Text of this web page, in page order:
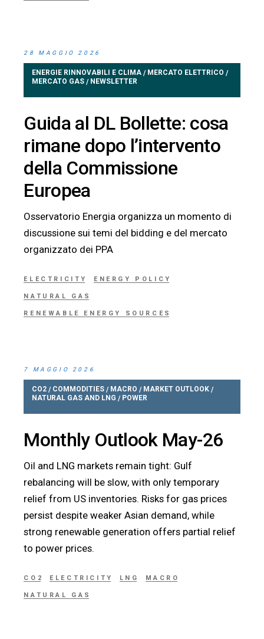
28 MAGGIO 2026
ENERGIE RINNOVABILI E CLIMA / MERCATO ELETTRICO /
MERCATO GAS / NEWSLETTER
Guida al DL Bollette: cosa
rimane dopo l’intervento
della Commissione
Europea
Osservatorio Energia organizza un momento di
discussione sui temi del bidding e del mercato
organizzato dei PPA
ELECTRICITY ENERGY POLICY
NATURAL GAS
RENEWABLE ENERGY SOURCES
7 MAGGIO 2026
CO2 / COMMODITIES / MACRO / MARKET OUTLOOK /
NATURAL GAS AND LNG / POWER
Monthly Outlook May-26
Oil and LNG markets remain tight: Gulf
rebalancing will be slow, with only temporary
relief from US inventories. Risks for gas prices
persist despite weaker Asian demand, while
strong renewable generation offers partial relief
to power prices.
CO2 ELECTRICITY LNG MACRO
NATURAL GAS